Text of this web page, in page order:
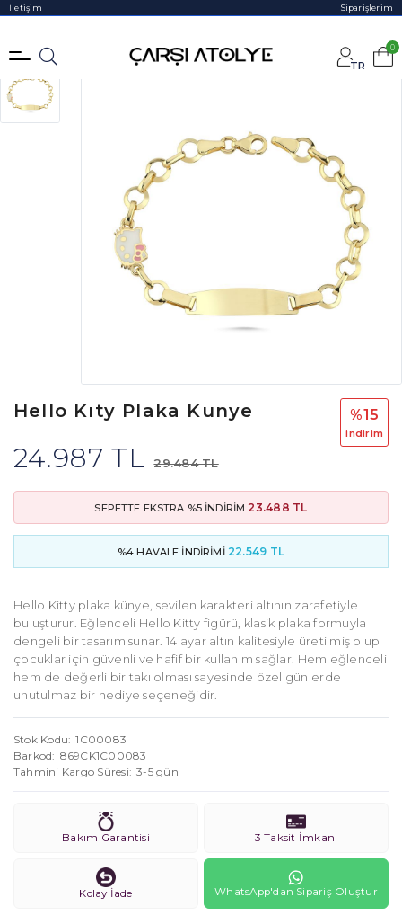
İletişim Siparişlerim
TR
0
Hello Kıty Plaka Kunye
24.987 TL 29.484 TL
%15
i̇ndi̇ri̇m
SEPETTE EKSTRA %5 İNDİRİM 23.488 TL
%4 HAVALE İNDİRİMİ 22.549 TL
Hello Kitty plaka künye, sevilen karakteri altının zarafetiyle
buluşturur. Eğlenceli Hello Kitty figürü, klasik plaka formuyla
dengeli bir tasarım sunar. 14 ayar altın kalitesiyle üretilmiş olup
çocuklar için güvenli ve hafif bir kullanım sağlar. Hem eğlenceli
hem de değerli bir takı olması sayesinde özel günlerde
unutulmaz bir hediye seçeneğidir.
Stok Kodu
1C00083
Barkod
869CK1C00083
Tahmini Kargo Süresi
3-5 gün
Bakım Garantisi 3 Taksit İmkanı
Kolay İade WhatsApp'dan Sipariş Oluştur